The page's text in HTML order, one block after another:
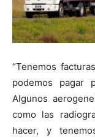
“Tenemos
podemos pagar
Algunos
como las
hacer, y